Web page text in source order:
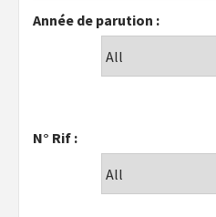
Année de parution :
N° Rif :